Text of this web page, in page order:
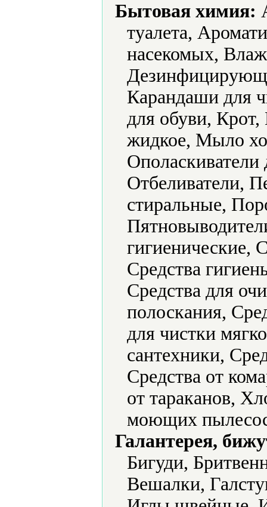
Бытовая химия:
туалета,
насекомых,
Карандаши для
для обуви,
жидкое, Мыло
Ополаскиватели
Отбеливатели,
стиральные,
гигиенические,
Средства
Средства для
полоскания,
для чистки
сантехники,
Средства от
от тараканов,
моющих
Галантерея,
Бигуди,
Вешалки,